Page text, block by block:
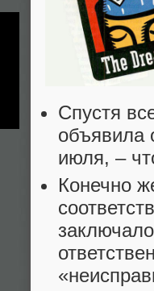
Спустя
объявила
июля, –
Конечно